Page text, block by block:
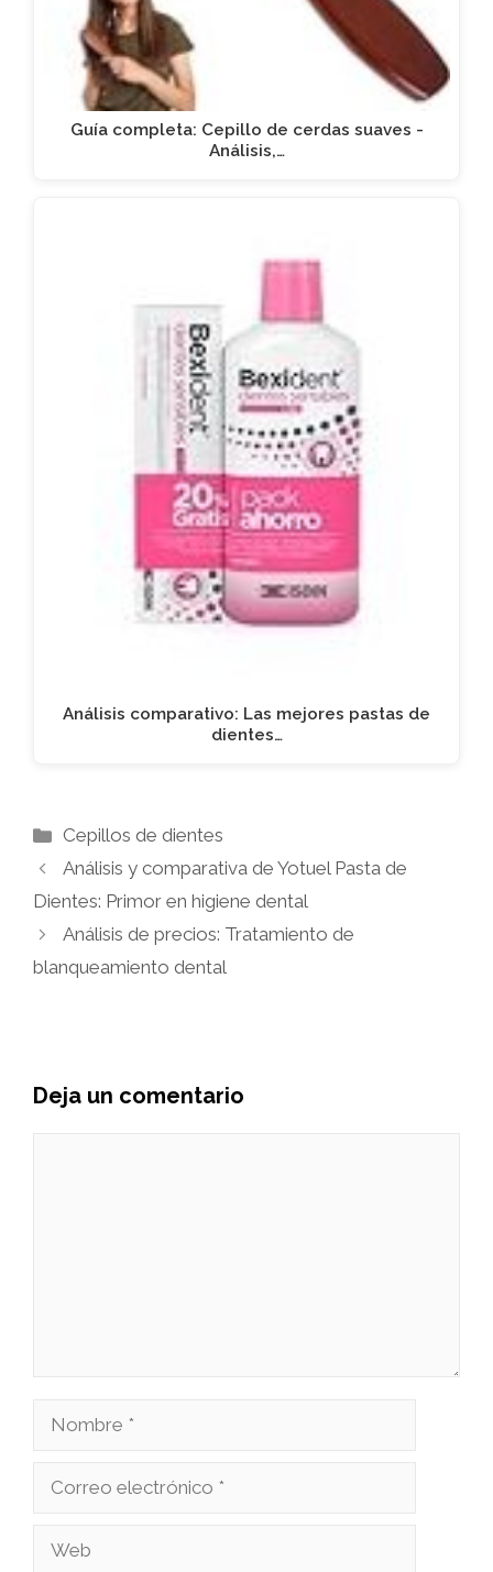
Guía completa: Cepillo de cerdas suaves -
Análisis,…
Análisis comparativo: Las mejores pastas de
dientes…
Categorías
Cepillos de dientes
Análisis y comparativa de Yotuel Pasta de
Dientes: Primor en higiene dental
Análisis de precios: Tratamiento de
blanqueamiento dental
Deja un comentario
Nombre
Correo
Web